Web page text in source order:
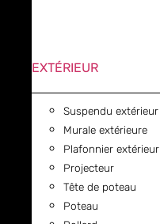
EXTÉRIEUR
Suspendu extérieur
Murale extérieure
Plafonnier extérieur
Projecteur
Tête de poteau
Poteau